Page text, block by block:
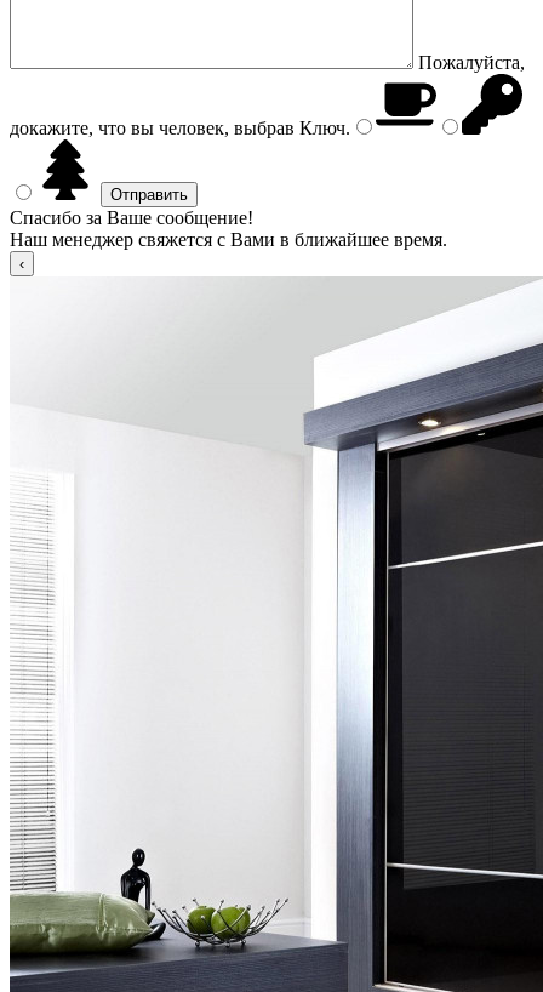
Пожалуйста,
докажите, что вы человек, выбрав Ключ.
Спасибо за Ваше сообщение!
Наш менеджер свяжется с Вами в ближайшее время.